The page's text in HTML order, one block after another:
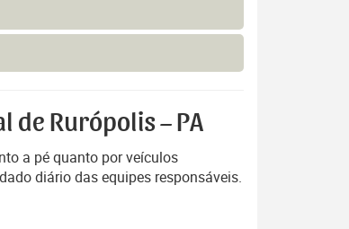
de Rurópolis – PA
a pé quanto por veículos
diário das equipes responsáveis.